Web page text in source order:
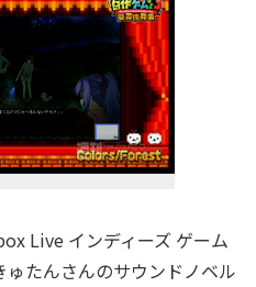
Live インディーズ ゲーム
たんさんのサウンドノベル